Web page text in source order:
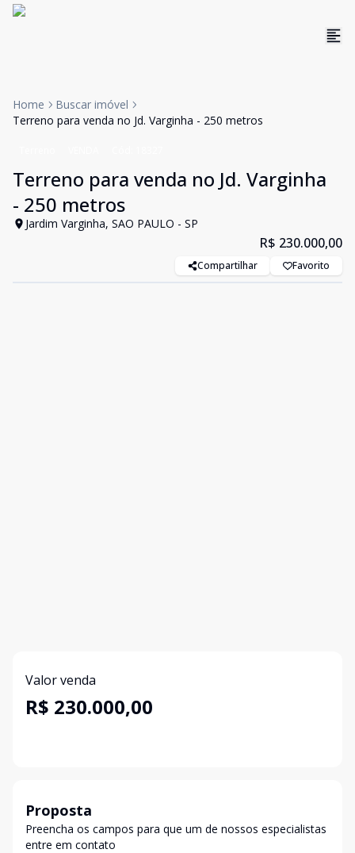
Home
Buscar imóvel
Terreno para venda no Jd. Varginha - 250 metros
Terreno para venda no Jd. Varginha
- 250 metros
Jardim Varginha, SAO PAULO - SP
R$ 230.000,00
Compartilhar Favorito
Valor venda
R$ 230.000,00
Proposta
Preencha os campos para que um de nossos especialistas
entre em contato